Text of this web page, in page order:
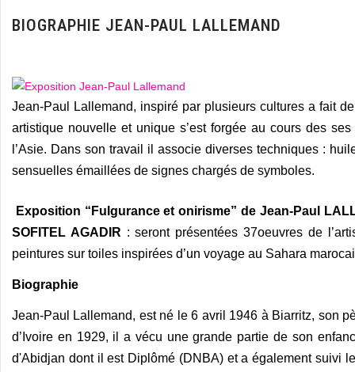
BIOGRAPHIE JEAN-PAUL LALLEMAND
Jean-Paul Lallemand, inspiré par plusieurs cultures a fait
artistique nouvelle et unique s’est forgée au cours des
l’Asie. Dans son travail il associe diverses techniques :
sensuelles émaillées de signes chargés de symboles.
Exposition “Fulgurance et onirisme” de Jean-Paul
SOFITEL AGADIR : seront présentées 37oeuvres de
peintures sur toiles inspirées d’un voyage au Sahara
Biographie
Jean-Paul Lallemand, est né le 6 avril 1946 à Biarritz, son
d’Ivoire en 1929, il a vécu une grande partie de son
d'Abidjan dont il est Diplômé (DNBA) et a également suivi